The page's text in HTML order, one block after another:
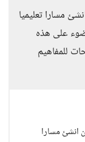
مسارا تعليميا
على هذه
للمفاهيم
انشئ مسارا